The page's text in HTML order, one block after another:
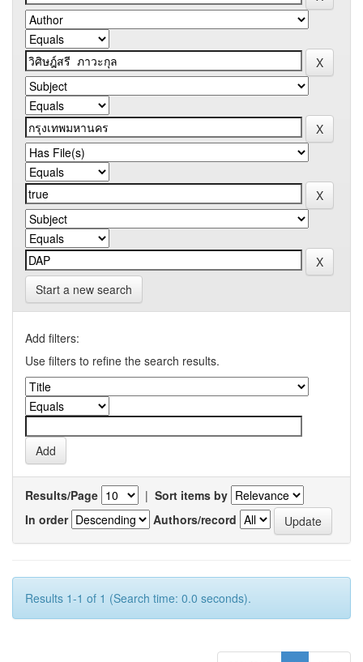
Start a new search
Add filters:
Use filters to refine the search results.
Results/Page | Sort items by
In order
Authors/record
Results 1-1 of 1 (Search time: 0.0 seconds).